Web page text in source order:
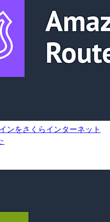
ンをさくらインターネット